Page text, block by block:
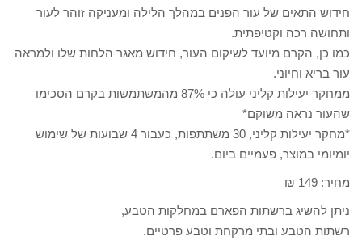
חידוש התאים של עור הפנים במהלך הלילה ומעניקה זוהר לעור
ותחושה רכה וקטיפתית.
כמו כן, הקרם מיועד לשיקום העור, חידוש מאגר הלחות שלו ולמראה
עור בריא וחיוני.
ממחקר יעילות קליני עולה כי 87% מהמשתמשות בקרם הסכימו
שהעור נראה משוקם*
*מחקר יעילות קליני, 30 משתתפות, כעבור 4 שבועות של שימוש
יומיומי במוצר, פעמיים ביום.
מחיר: 149 ₪
ניתן להשיג ברשתות הפארם במחלקות הטבע,
רשתות הטבע ובתי מרקחת וטבע פרטיים.